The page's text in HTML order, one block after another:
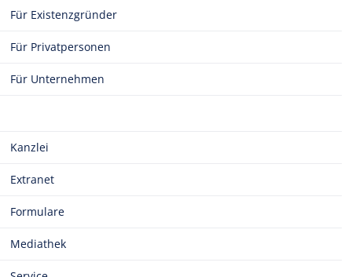
Für Existenzgründer
Für Privatpersonen
Für Unternehmen
Kanzlei
Extranet
Formulare
Mediathek